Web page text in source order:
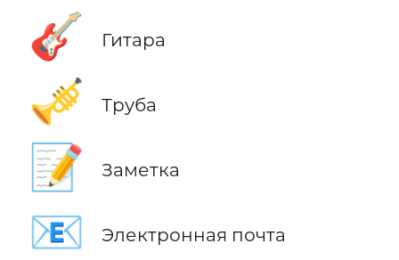
🎸 Гитара
🎺 Труба
📝 Заметка
📧 Электронная почта